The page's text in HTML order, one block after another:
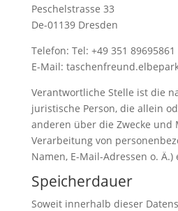
Peschelstrasse 33
De-01139 Dresden
Telefon: Tel: +49 351 89695861
E-Mail:
Verantwortliche Stelle ist die
juristische Person, die allein
anderen über die Zwecke und
Verarbeitung von
Namen, E-Mail-Adressen o.
Speicherdauer
Soweit innerhalb dieser